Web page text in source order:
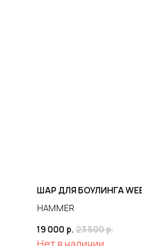
ШАР ДЛЯ БОУЛИНГА WEB
HAMMER
19 000 р. 23 500р.